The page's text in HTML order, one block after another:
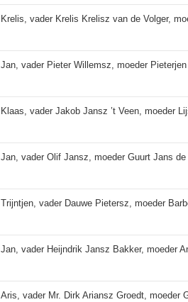
Krelis, vader Krelis Krelisz van de Volger,
Jan, vader Pieter Willemsz, moeder
Klaas, vader Jakob Jansz ’t Veen, moeder
Jan, vader Olif Jansz, moeder Guurt Jans
Trijntjen, vader Dauwe Pietersz, moeder
Jan, vader Heijndrik Jansz Bakker, moeder
Aris, vader Mr. Dirk Ariansz Groedt, moeder